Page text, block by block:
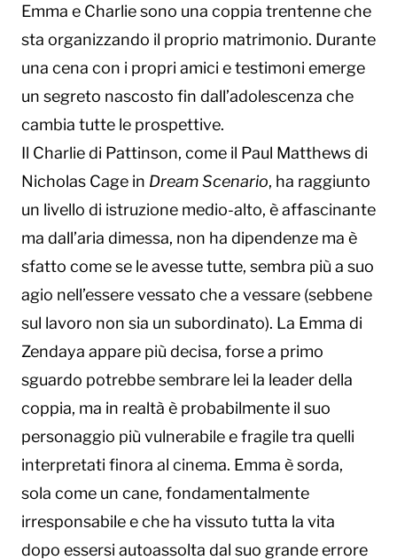
Emma e Charlie sono una coppia trentenne che
sta organizzando il proprio matrimonio. Durante
una cena con i propri amici e testimoni emerge
un segreto nascosto fin dall’adolescenza che
cambia tutte le prospettive.
Il Charlie di Pattinson, come il Paul Matthews di
Nicholas Cage in Dream Scenario, ha raggiunto
un livello di istruzione medio-alto, è affascinante
ma dall’aria dimessa, non ha dipendenze ma è
sfatto come se le avesse tutte, sembra più a suo
agio nell’essere vessato che a vessare (sebbene
sul lavoro non sia un subordinato). La Emma di
Zendaya appare più decisa, forse a primo
sguardo potrebbe sembrare lei la leader della
coppia, ma in realtà è probabilmente il suo
personaggio più vulnerabile e fragile tra quelli
interpretati finora al cinema. Emma è sorda,
sola come un cane, fondamentalmente
irresponsabile e che ha vissuto tutta la vita
dopo essersi autoassolta dal suo grande errore